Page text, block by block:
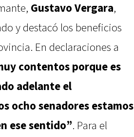
Gustavo Vergara,
y destacó los beneficios
En declaraciones a
contentos porque es
adelante el
ocho senadores estamos
ese sentido”. Para el